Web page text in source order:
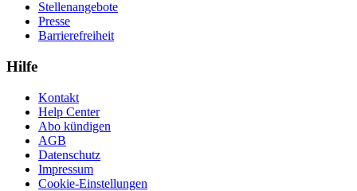
Stellenangebote
Presse
Barrierefreiheit
Hilfe
Kontakt
Help Center
Abo kündigen
AGB
Datenschutz
Impressum
Cookie-Einstellungen